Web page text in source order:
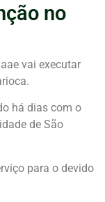
no
vai executar
há dias com o
de São
para o devido